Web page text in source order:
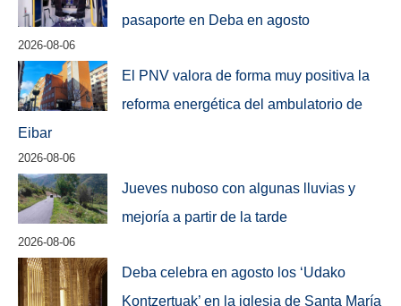
pasaporte en Deba en agosto
2026-08-06
El PNV valora de forma muy positiva la
reforma energética del ambulatorio de
Eibar
2026-08-06
Jueves nuboso con algunas lluvias y
mejoría a partir de la tarde
2026-08-06
Deba celebra en agosto los ‘Udako
Kontzertuak’ en la iglesia de Santa María